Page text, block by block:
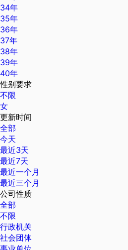
34年
35年
36年
37年
38年
39年
40年
性别要求
不限
女
更新时间
全部
今天
最近3天
最近7天
最近一个月
最近三个月
公司性质
全部
不限
行政机关
社会团体